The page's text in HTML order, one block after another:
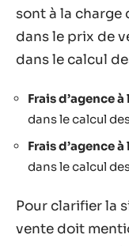
sont à la charge
dans le prix de
dans le calcul
Frais d’agence
dans le calcul
Frais d’agence
dans le calcul
Pour clarifier la
vente doit